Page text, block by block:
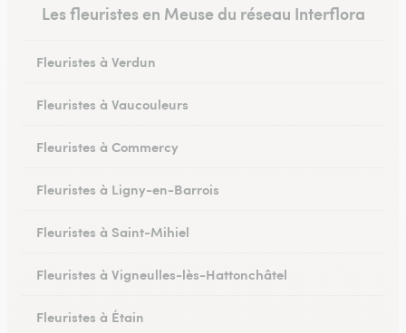
Les fleuristes en Meuse du réseau Interflora
Fleuristes à Verdun
Fleuristes à Vaucouleurs
Fleuristes à Commercy
Fleuristes à Ligny-en-Barrois
Fleuristes à Saint-Mihiel
Fleuristes à Vigneulles-lès-Hattonchâtel
Fleuristes à Étain